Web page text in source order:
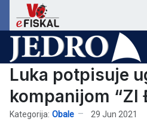
Luka potpisuje
kompanijom “ZI
Kategorija: Obale 29 Jun 2021